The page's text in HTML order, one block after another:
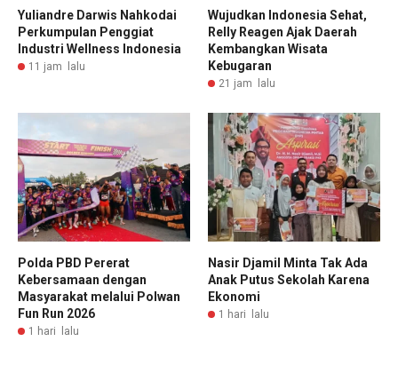
Yuliandre Darwis Nahkodai
Perkumpulan Penggiat
Industri Wellness Indonesia
11 jam lalu
Wujudkan Indonesia Sehat,
Relly Reagen Ajak Daerah
Kembangkan Wisata
Kebugaran
21 jam lalu
Polda PBD Pererat
Kebersamaan dengan
Masyarakat melalui Polwan
Fun Run 2026
1 hari lalu
Nasir Djamil Minta Tak Ada
Anak Putus Sekolah Karena
Ekonomi
1 hari lalu